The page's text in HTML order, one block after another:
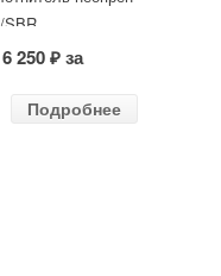
SBR
250 ₽ за
Подробнее